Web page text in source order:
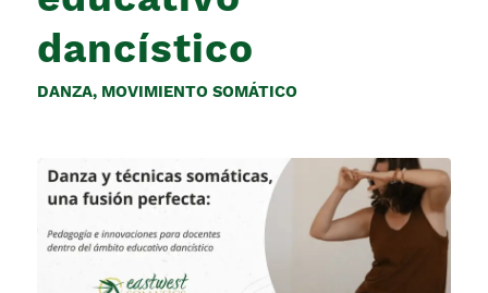
dancístico
DANZA, MOVIMIENTO SOMÁTICO